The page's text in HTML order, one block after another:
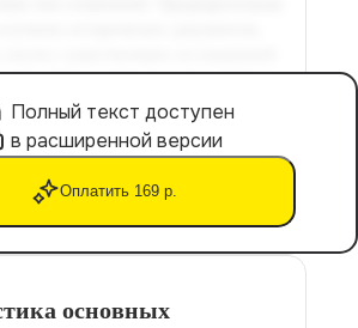
Полный текст доступен
в расширенной версии
Оплатить 169 р.
основных